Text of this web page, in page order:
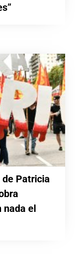
de Patricia
nada el